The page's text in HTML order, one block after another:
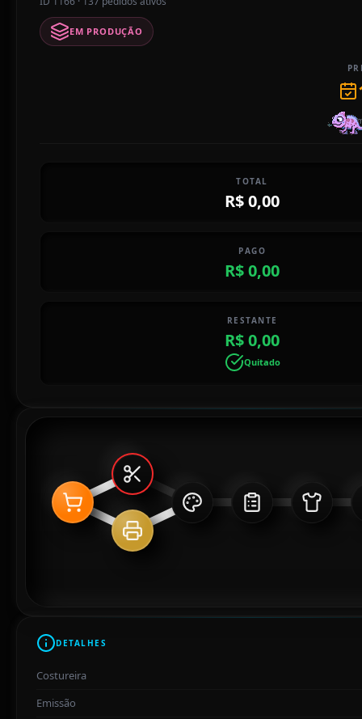
EM PRODUÇÃO
TOTAL
R$ 0,00
PAGO
R$ 0,00
RESTANTE
R$ 0,00
Quitado
DETALHES
Costureira
Emissão